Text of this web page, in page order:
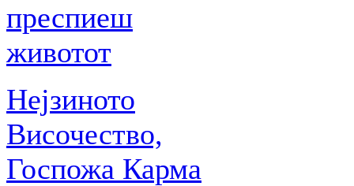
преспиеш
животот
Нејзиното
Височество,
Госпожа Карма